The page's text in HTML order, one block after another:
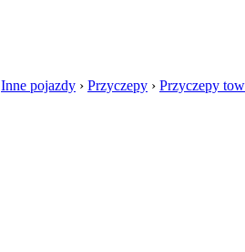
Inne pojazdy › Przyczepy › Przyczepy